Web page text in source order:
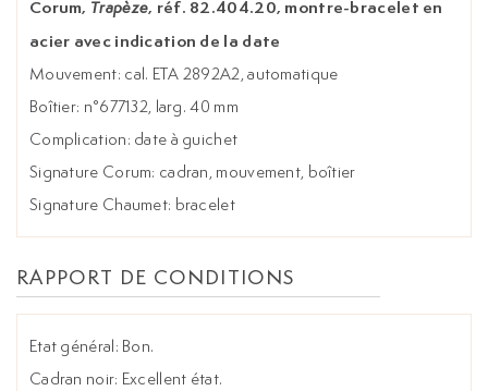
Corum, Trapèze, réf. 82.404.20, montre-bracelet en
acier avec indication de la date
Mouvement: cal. ETA 2892A2, automatique
Boîtier: n°677132, larg. 40 mm
Complication: date à guichet
Signature Corum: cadran, mouvement, boîtier
Signature Chaumet: bracelet
RAPPORT DE CONDITIONS
Etat général: Bon.
Cadran noir: Excellent état.